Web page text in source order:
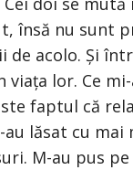
însă nu sunt
de acolo. Și
viața lor. Ce
faptul că
au lăsat cu
M-au pus